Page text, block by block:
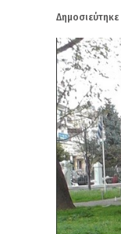
Δημοσιεύτηκε